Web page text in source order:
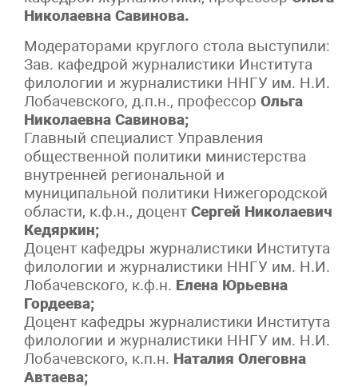
Николаевна Савинова.
Модераторами круглого стола выступили:
Зав. кафедрой журналистики Института
филологии и журналистики ННГУ им. Н.И.
Лобачевского, д.п.н., профессор Ольга
Николаевна Савинова;
Главный специалист Управления
общественной политики министерства
внутренней региональной и
муниципальной политики Нижегородской
области, к.ф.н., доцент Сергей Николаевич
Кедяркин;
Доцент кафедры журналистики Института
филологии и журналистики ННГУ им. Н.И.
Лобачевского, к.ф.н. Елена Юрьевна
Гордеева;
Доцент кафедры журналистики Института
филологии и журналистики ННГУ им. Н.И.
Лобачевского, к.п.н. Наталия Олеговна
Автаева;